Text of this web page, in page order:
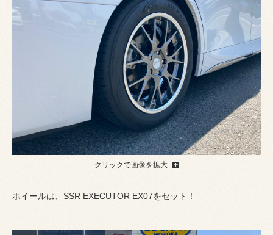
クリックで画像を拡大
ホイールは、SSR EXECUTOR EX07をセット！